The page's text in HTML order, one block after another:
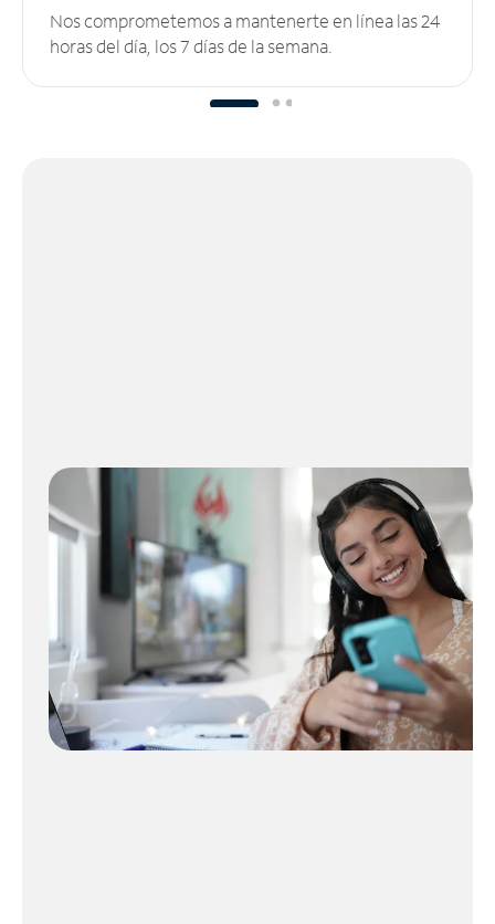
Nos comprometemos a mantenerte en línea las 24
horas del día, los 7 días de la semana.